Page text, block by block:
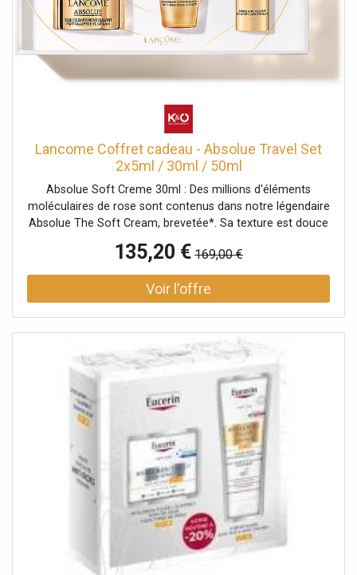
Lancome Coffret cadeau - Absolue Travel Set
2x5ml / 30ml / 50ml
Absolue Soft Creme 30ml : Des millions d'éléments
moléculaires de rose sont contenus dans notre légendaire
Absolue The Soft Cream, brevetée*. Sa texture est douce
Chaque jour, la peau est revitalisée avec des millions de
nouvelles cellules cutanées. Absolue Sérum 5ml : Absolue
The Serum, une étoile montante, est un concentré intense
avec notre extrait exclusif et breveté Absolue Perpetual
des cellules épidermiques de la peau. Absolue Crème Yeux
5ml : La texture soyeuse de la crème pour les yeux
Absolue est enrichie en extraits précieux de Grand Rose et
offre chaque jour un soin particulièrement agréable pour
les yeux. Les rides et ridules sont réduites, les
gonflements, les cernes ou les poches sous les yeux sont
atténués. Rose Essence 50ml : Une lotion tonique
luxueuse contenant 80 % d'eau de rose apaisante pour
une peau visiblement fraîche, éclatante et lisse. La lotion
tonique Absolute Rose 80 offre l'équilibre parfait entre
force revitalisante et sensualité céleste. C'est la première
étape idéale pour préparer la peau au reste de votre
routine de beauté.*Étude clinique sur 40 femmes,
immédiatement après une seule application. Pour une
135,20 € 169,00 €